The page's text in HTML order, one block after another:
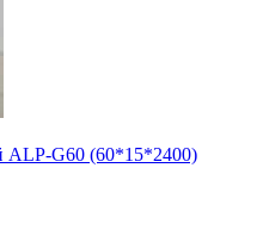
G60 (60*15*2400)